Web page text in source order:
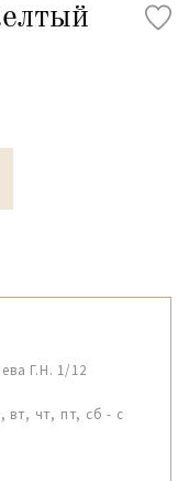
Г.Н. 1/12
вт, чт, пт, сб - с